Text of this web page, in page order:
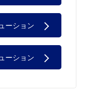
ーション
ーション